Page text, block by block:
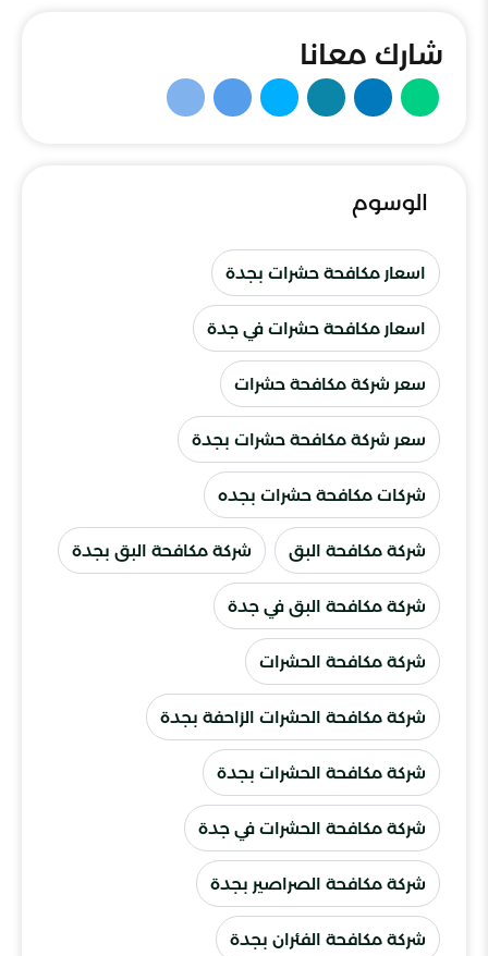
شارك معانا
الوسوم
اسعار مكافحة حشرات بجدة
اسعار مكافحة حشرات في جدة
سعر شركة مكافحة حشرات
سعر شركة مكافحة حشرات بجدة
شركات مكافحة حشرات بجده
شركة مكافحة البق شركة مكافحة البق بجدة
شركة مكافحة البق في جدة
شركة مكافحة الحشرات
شركة مكافحة الحشرات الزاحفة بجدة
شركة مكافحة الحشرات بجدة
شركة مكافحة الحشرات في جدة
شركة مكافحة الصراصير بجدة
شركة مكافحة الفئران بجدة